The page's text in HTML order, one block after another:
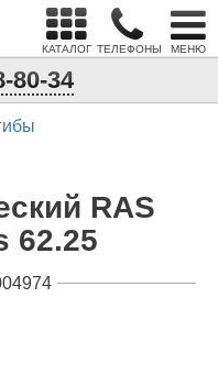
КАТАЛОГ ТЕЛЕФОНЫ МЕНЮ
80-34
RAS
62.25